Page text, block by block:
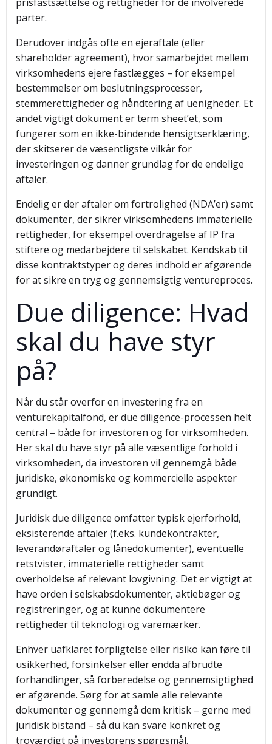
parter.
Derudover indgås ofte en ejeraftale (eller
shareholder agreement), hvor samarbejdet mellem
virksomhedens ejere fastlægges – for eksempel
bestemmelser om beslutningsprocesser,
stemmerettigheder og håndtering af uenigheder. Et
andet vigtigt dokument er term sheet’et, som
fungerer som en ikke-bindende hensigtserklæring,
der skitserer de væsentligste vilkår for
investeringen og danner grundlag for de endelige
aftaler.
Endelig er der aftaler om fortrolighed (NDA’er) samt
dokumenter, der sikrer virksomhedens immaterielle
rettigheder, for eksempel overdragelse af IP fra
stiftere og medarbejdere til selskabet. Kendskab til
disse kontraktstyper og deres indhold er afgørende
for at sikre en tryg og gennemsigtig ventureproces.
Due diligence: Hvad
skal du have styr
på?
Når du står overfor en investering fra en
venturekapitalfond, er due diligence-processen helt
central – både for investoren og for virksomheden.
Her skal du have styr på alle væsentlige forhold i
virksomheden, da investoren vil gennemgå både
juridiske, økonomiske og kommercielle aspekter
grundigt.
Juridisk due diligence omfatter typisk ejerforhold,
eksisterende aftaler (f.eks. kundekontrakter,
leverandøraftaler og lånedokumenter), eventuelle
retstvister, immaterielle rettigheder samt
overholdelse af relevant lovgivning. Det er vigtigt at
have orden i selskabsdokumenter, aktiebøger og
registreringer, og at kunne dokumentere
rettigheder til teknologi og varemærker.
Enhver uafklaret forpligtelse eller risiko kan føre til
usikkerhed, forsinkelser eller endda afbrudte
forhandlinger, så forberedelse og gennemsigtighed
er afgørende. Sørg for at samle alle relevante
dokumenter og gennemgå dem kritisk – gerne med
juridisk bistand – så du kan svare konkret og
troværdigt på investorens spørgsmål.